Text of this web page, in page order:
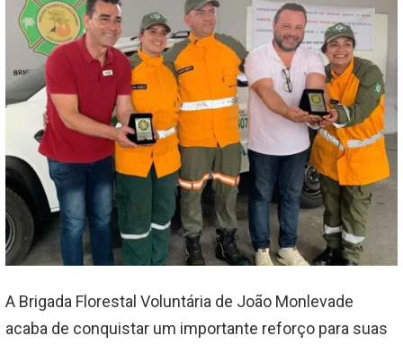
A Brigada Florestal Voluntária de João Monlevade
acaba de conquistar um importante reforço para suas